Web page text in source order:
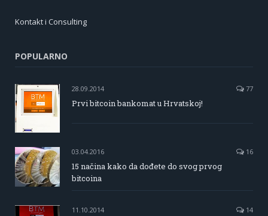
Kontakt i Consulting
POPULARNO
28.09.2014 77
Prvi bitcoin bankomat u Hrvatskoj!
03.04.2016 16
15 načina kako da dođete do svog prvog
bitcoina
11.10.2014 14